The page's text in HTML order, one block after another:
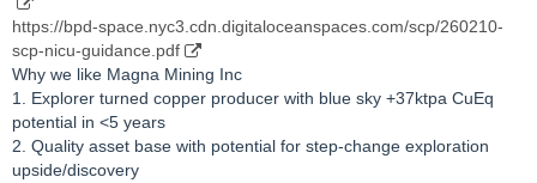
https://bpd-space.nyc3.cdn.digitaloceanspaces.com/scp/260210-
scp-nicu-guidance.pdf
Why we like Magna Mining Inc
1. Explorer turned copper producer with blue sky +37ktpa CuEq
potential in <5 years
2. Quality asset base with potential for step-change exploration
upside/discovery